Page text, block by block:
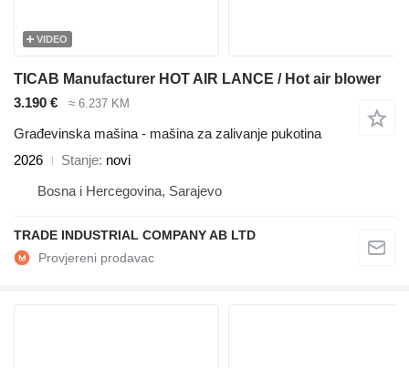
VIDEO
TICAB Manufacturer HOT AIR LANCE / Hot air blower
3.190 €
≈ 6.237 KM
Građevinska mašina - mašina za zalivanje pukotina
2026
Stanje novi
Bosna i Hercegovina, Sarajevo
TRADE INDUSTRIAL COMPANY AB LTD